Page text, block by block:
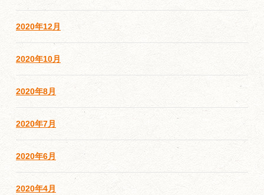
2020年12月
2020年10月
2020年8月
2020年7月
2020年6月
2020年4月